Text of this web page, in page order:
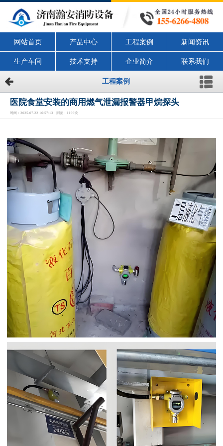
网站首页 产品中心 工程案例 新闻资讯
生产车间 技术支持 企业简介 联系我们
工程案例
医院食堂安装的商用燃气泄漏报警器甲烷探头
时间：2025-07-22 16:57:13 浏览：1199次